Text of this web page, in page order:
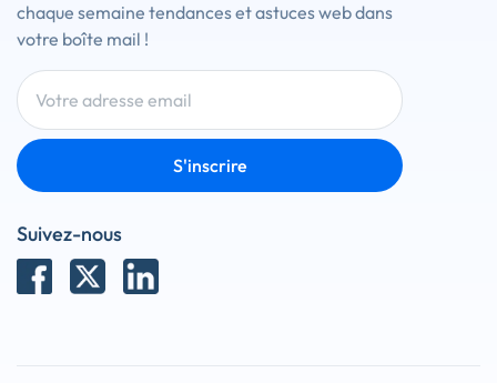
chaque semaine tendances et astuces web dans
votre boîte mail !
S'inscrire
Suivez-nous